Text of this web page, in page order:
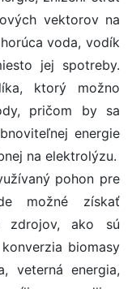
vektorov na
voda, vodík
jej spotreby.
ktorý možno
pričom by sa
energie
na elektrolýzu.
pohon pre
možné získať
zdrojov, ako sú
biomasy
veterná energia,